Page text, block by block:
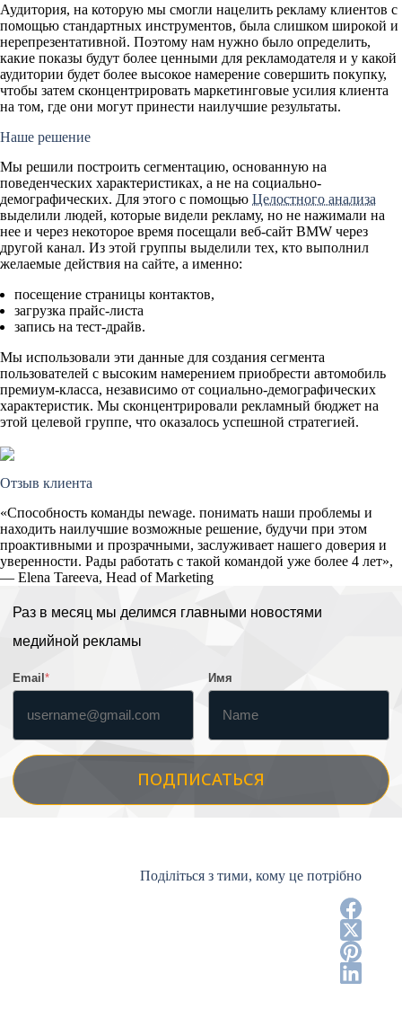
Аудитория, на которую мы смогли нацелить рекламу клиентов с
помощью стандартных инструментов, была слишком широкой и
нерепрезентативной. Поэтому нам нужно было определить,
какие показы будут более ценными для рекламодателя и у какой
аудитории будет более высокое намерение совершить покупку,
чтобы затем сконцентрировать маркетинговые усилия клиента
на том, где они могут принести наилучшие результаты.
Наше решение
Мы решили построить сегментацию, основанную на
поведенческих характеристиках, а не на социально-
демографических. Для этого с помощью Целостного анализа
выделили людей, которые видели рекламу, но не нажимали на
нее и через некоторое время посещали веб-сайт BMW через
другой канал. Из этой группы выделили тех, кто выполнил
желаемые действия на сайте, а именно:
посещение страницы контактов,
загрузка прайс-листа
запись на тест-драйв.
Мы использовали эти данные для создания сегмента
пользователей с высоким намерением приобрести автомобиль
премиум-класса, независимо от социально-демографических
характеристик. Мы сконцентрировали рекламный бюджет на
этой целевой группе, что оказалось успешной стратегией.
Отзыв клиента
«Способность команды newage. понимать наши проблемы и
находить наилучшие возможные решение, будучи при этом
проактивными и прозрачными, заслуживает нашего доверия и
уверенности. Рады работать с такой командой уже более 4 лет»,
— Elena Tareeva, Head of Marketing
Раз в месяц мы делимся главными новостями
медийной рекламы
Email * Имя
ПОДПИСАТЬСЯ
Поділіться з тими, кому це потрібно